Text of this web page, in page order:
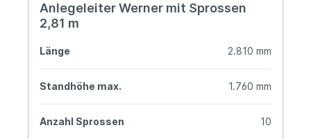
Anlegeleiter Werner mit Sprossen
2,81 m
Länge 2.810 mm
Standhöhe max. 1.760 mm
Anzahl Sprossen 10